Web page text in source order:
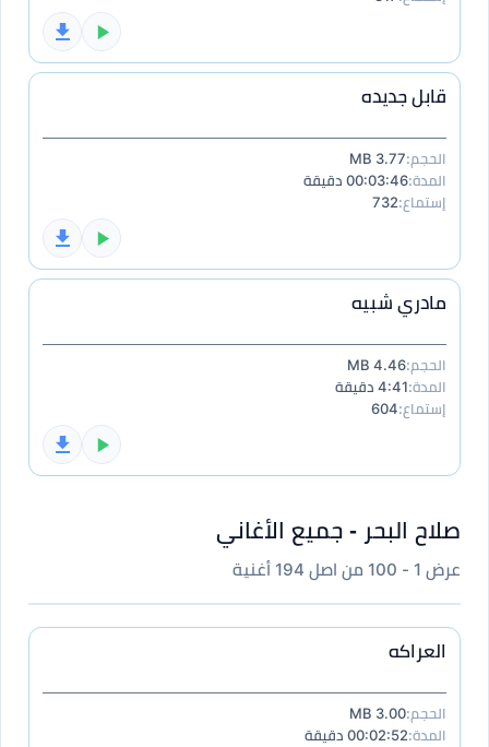
قابل جديده
الحجم:3.77 MB
المدة:00:03:46 دقيقة
إستماع:732
مادري شبيه
الحجم:4.46 MB
المدة:4:41 دقيقة
إستماع:604
صلاح البحر - جميع الأغاني
عرض 1 - 100 من اصل 194 أغنية
العراكه
الحجم:3.00 MB
المدة:00:02:52 دقيقة